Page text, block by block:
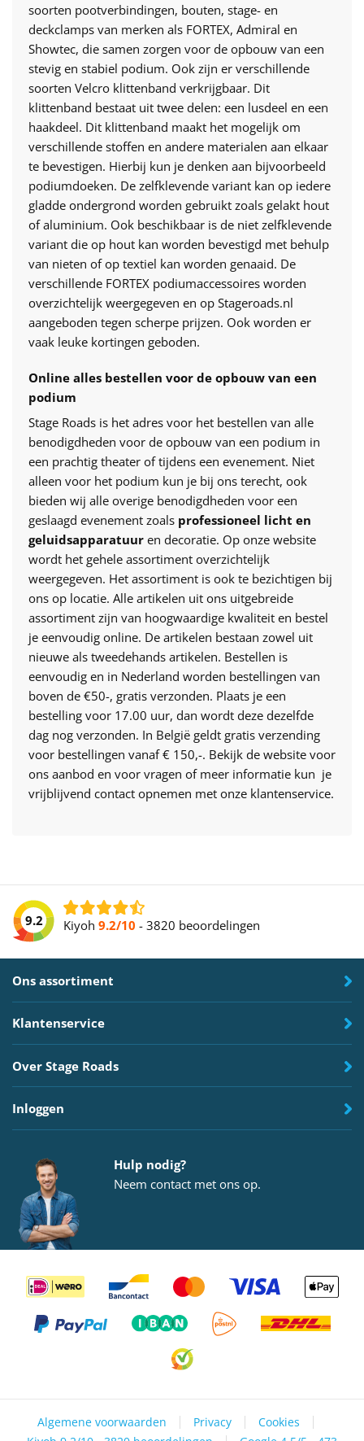
soorten pootverbindingen, bouten, stage- en
deckclamps van merken als FORTEX, Admiral en
Showtec, die samen zorgen voor de opbouw van een
stevig en stabiel podium. Ook zijn er verschillende
soorten Velcro klittenband verkrijgbaar. Dit
klittenband bestaat uit twee delen: een lusdeel en een
haakdeel. Dit klittenband maakt het mogelijk om
verschillende stoffen en andere materialen aan elkaar
te bevestigen. Hierbij kun je denken aan bijvoorbeeld
podiumdoeken. De zelfklevende variant kan op iedere
gladde ondergrond worden gebruikt zoals gelakt hout
of aluminium. Ook beschikbaar is de niet zelfklevende
variant die op hout kan worden bevestigd met behulp
van nieten of op textiel kan worden genaaid. De
verschillende FORTEX podiumaccessoires worden
overzichtelijk weergegeven en op Stageroads.nl
aangeboden tegen scherpe prijzen. Ook worden er
vaak leuke kortingen geboden.
Online alles bestellen voor de opbouw van een
podium
Stage Roads is het adres voor het bestellen van alle
benodigdheden voor de opbouw van een podium in
een prachtig theater of tijdens een evenement. Niet
alleen voor het podium kun je bij ons terecht, ook
bieden wij alle overige benodigdheden voor een
geslaagd evenement zoals professioneel licht en
geluidsapparatuur en decoratie. Op onze website
wordt het gehele assortiment overzichtelijk
weergegeven. Het assortiment is ook te bezichtigen bij
ons op locatie. Alle artikelen uit ons uitgebreide
assortiment zijn van hoogwaardige kwaliteit en bestel
je eenvoudig online. De artikelen bestaan zowel uit
nieuwe als tweedehands artikelen. Bestellen is
eenvoudig en in Nederland worden bestellingen van
boven de €50-, gratis verzonden. Plaats je een
bestelling voor 17.00 uur, dan wordt deze dezelfde
dag nog verzonden. In België geldt gratis verzending
voor bestellingen vanaf € 150,-. Bekijk de website voor
ons aanbod en voor vragen of meer informatie kun je
vrijblijvend contact opnemen met onze klantenservice.
9.2 Kiyoh9.2/10 -3820 beoordelingen
Ons assortiment
Klantenservice
Over Stage Roads
Inloggen
Hulp nodig?
Neem contactmet ons op.
Algemene voorwaarden Privacy
Cookies